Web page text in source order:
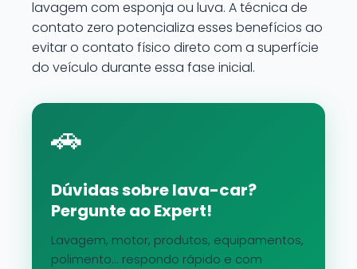
lavagem com esponja ou luva. A técnica de
contato zero potencializa esses benefícios ao
evitar o contato físico direto com a superfície
do veículo durante essa fase inicial.
🚗
Dúvidas sobre lava-car?
Pergunte ao Expert!
Lavagem, motor, produtos, equipamentos,
polimento... respondo rápido e com